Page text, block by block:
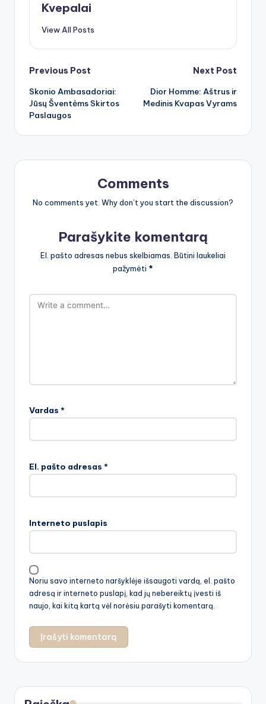
Kvepalai
View All Posts
Post
navigation
Previous Post
Skonio Ambasadoriai:
Jūsų Šventėms Skirtos
Paslaugos
Next Post
Dior Homme: Aštrus ir
Medinis Kvapas Vyrams
Comments
No comments yet. Why don’t you start the discussion?
Parašykite komentarą
El. pašto adresas nebus skelbiamas. Būtini laukeliai
pažymėti *
Vardas *
El. pašto adresas *
Interneto puslapis
Noriu savo interneto naršyklėje išsaugoti vardą, el. pašto
adresą ir interneto puslapį, kad jų nebereiktų įvesti iš
naujo, kai kitą kartą vėl norėsiu parašyti komentarą.